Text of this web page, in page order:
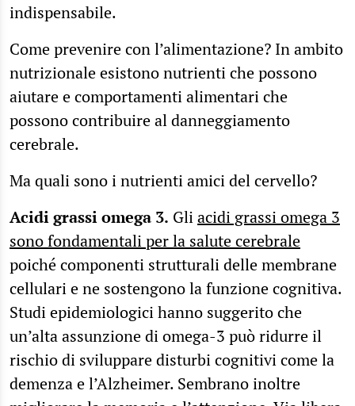
indispensabile.
Come prevenire con l’alimentazione? In ambito
nutrizionale esistono nutrienti che possono
aiutare e comportamenti alimentari che
possono contribuire al danneggiamento
cerebrale.
Ma quali sono i nutrienti amici del cervello?
Acidi grassi omega 3. Gliacidi grassi omega 3
sono fondamentali per la salute cerebrale
poiché componenti strutturali delle membrane
cellulari e ne sostengono la funzione cognitiva.
Studi epidemiologici hanno suggerito che
un’alta assunzione di omega-3 può ridurre il
rischio di sviluppare disturbi cognitivi come la
demenza e l’Alzheimer. Sembrano inoltre